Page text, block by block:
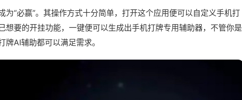
为“必赢”。其操作方式十分简单，打开这个应用便可以自定义手机打
想要的开挂功能，一键便可以生成出手机打牌专用辅助器，不管你是
AI辅助都可以满足需求。